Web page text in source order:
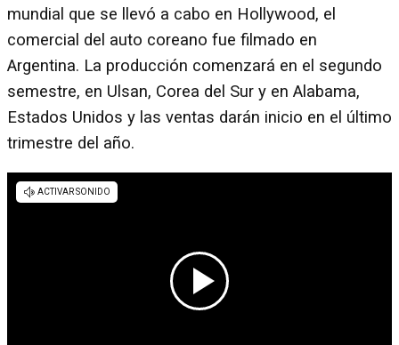
mundial que se llevó a cabo en Hollywood, el
comercial del auto coreano fue filmado en
Argentina. La producción comenzará en el segundo
semestre, en Ulsan, Corea del Sur y en Alabama,
Estados Unidos y las ventas darán inicio en el último
trimestre del año.